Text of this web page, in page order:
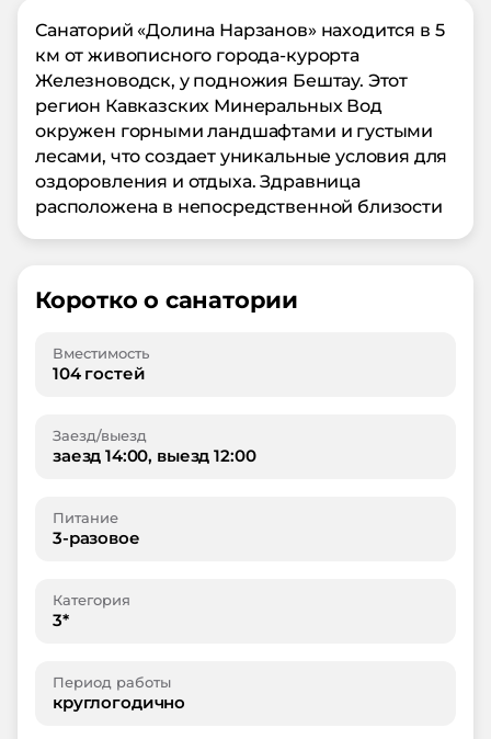
Санаторий «Долина Нарзанов» находится в 5
км от живописного города-курорта
Железноводск, у подножия Бештау. Этот
регион Кавказских Минеральных Вод
окружен горными ландшафтами и густыми
лесами, что создает уникальные условия для
оздоровления и отдыха. Здравница
расположена в непосредственной близости
Коротко о санатории
Вместимость
104 гостей
Заезд/выезд
заезд 14:00, выезд 12:00
Питание
3-разовое
Категория
3*
Период работы
круглогодично